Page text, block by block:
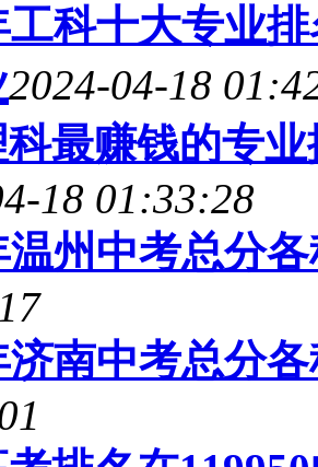
工科十大专业
2024-04-18
最赚钱的专
18 01:33:28
温州中考总分
济南中考总分